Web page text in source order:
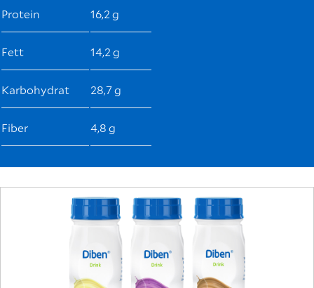
Protein 16,2 g
Fett 14,2 g
Karbohydrat 28,7 g
Fiber 4,8 g